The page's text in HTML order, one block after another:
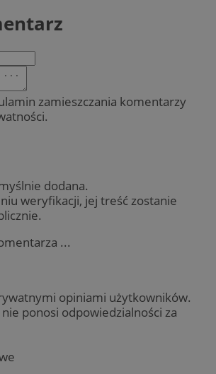
zamieszczania komentarzy
dodana.
weryfikacji, jej treść zostanie
...
opiniami użytkowników.
ponosi odpowiedzialności za